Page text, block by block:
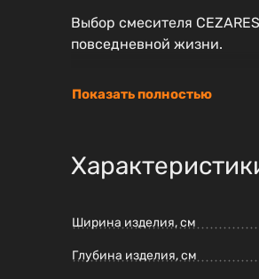
Выбор смесителя
повседневной жизни.
Показать полностью
Ширина изделия, см
Глубина изделия, см